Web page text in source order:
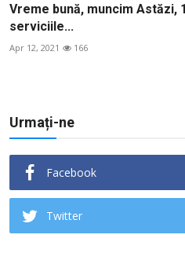
Vreme bună, muncim Astăzi,
serviciile...
Apr 12, 2021 166
Urmați-ne
Facebook
Twitter